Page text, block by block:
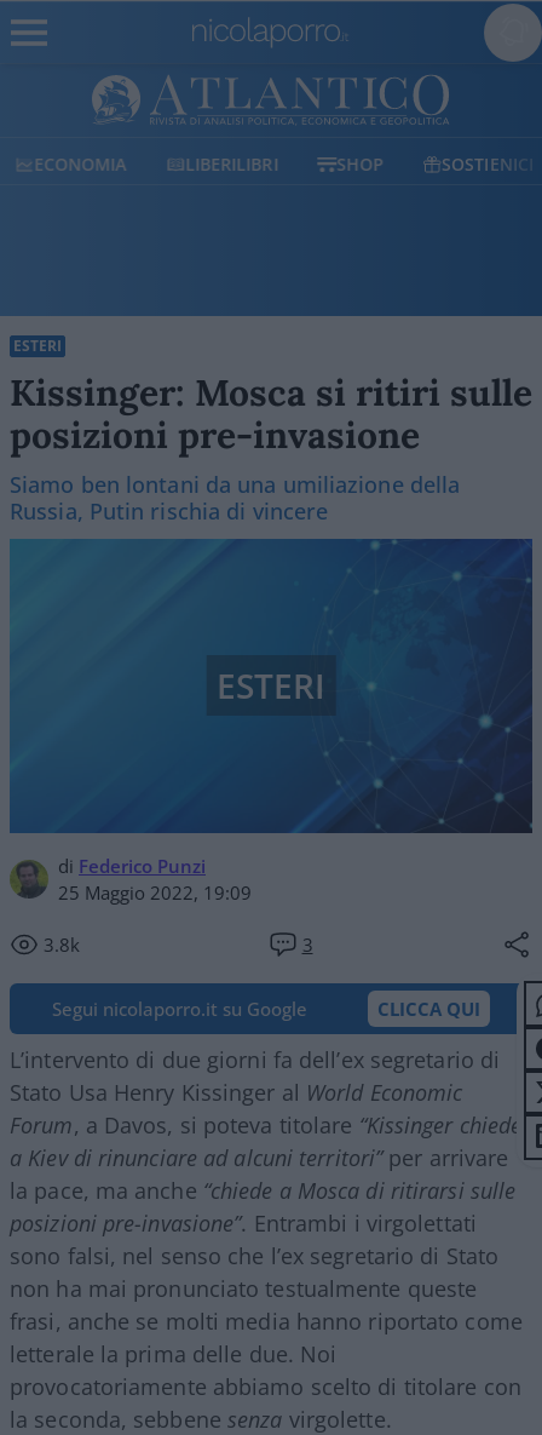
ECONOMIA LIBERILIBRI SHOP SOSTIENICI
ESTERI
Kissinger: Mosca si ritiri sulle
posizioni pre-invasione
Siamo ben lontani da una umiliazione della
Russia, Putin rischia di vincere
di Federico Punzi
25 Maggio 2022, 19:09
3.8k 3
ESTERI
Segui nicolaporro.it su Google CLICCA QUI
L’intervento di due giorni fa dell’ex segretario di
Stato Usa Henry Kissinger al World Economic
Forum, a Davos, si poteva titolare “Kissinger chiede
a Kiev di rinunciare ad alcuni territori”per arrivare
la pace, ma anche “chiede a Mosca di ritirarsi sulle
posizioni pre-invasione”. Entrambi i virgolettati
sono falsi, nel senso che l’ex segretario di Stato
non ha mai pronunciato testualmente queste
frasi, anche se molti media hanno riportato come
letterale la prima delle due. Noi
provocatoriamente abbiamo scelto di titolare con
la seconda, sebbenesenza virgolette.